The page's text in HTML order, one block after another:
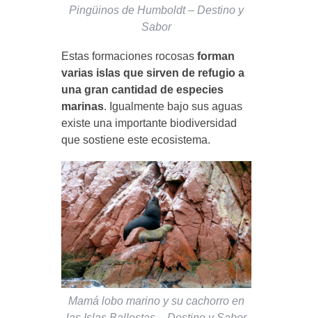
Pingüinos de Humboldt – Destino y
Sabor
Estas formaciones rocosas forman
varias islas que sirven de refugio a
una gran cantidad de especies
marinas. Igualmente bajo sus aguas
existe una importante biodiversidad
que sostiene este ecosistema.
Mamá lobo marino y su cachorro en